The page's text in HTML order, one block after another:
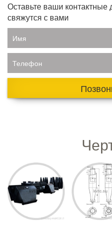
Оставьте ваши
свяжутся с вами
Имя
Телефон